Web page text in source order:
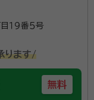
１９番５号
ります/
無料